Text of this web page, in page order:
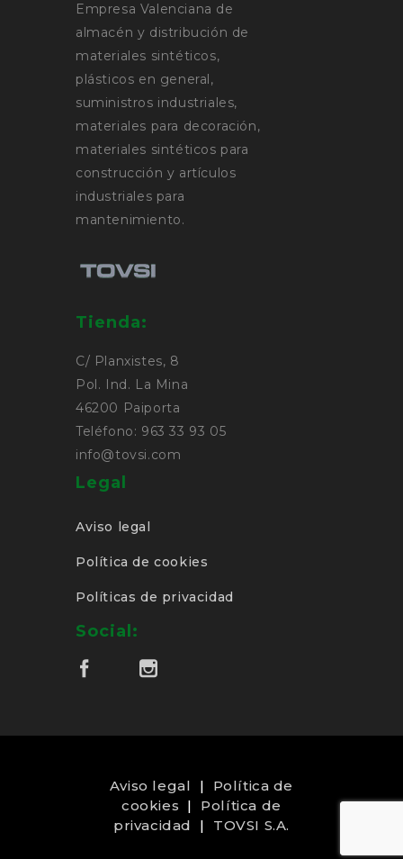
Empresa Valenciana de
almacén y distribución de
materiales sintéticos,
plásticos en general,
suministros industriales,
materiales para decoración,
materiales sintéticos para
construcción y artículos
industriales para
mantenimiento.
Tienda:
C/ Planxistes, 8
Pol. Ind. La Mina
46200 Paiporta
Teléfono: 963 33 93 05
info@tovsi.com
Legal
Aviso legal
Política de cookies
Políticas de privacidad
Social:
Aviso legal | Política de
cookies | Política de
privacidad
| TOVSI S.A.